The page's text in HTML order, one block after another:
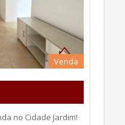
Venda
no Cidade Jardim!